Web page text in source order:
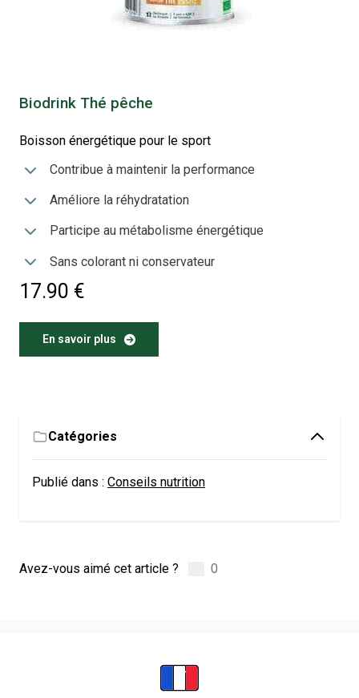
Biodrink Thé pêche
Boisson énergétique pour le sport
Contribue à maintenir la performance
Améliore la réhydratation
Participe au métabolisme énergétique
Sans colorant ni conservateur
17.90 €
En savoir plus
Catégories
Publié dans : Conseils nutrition
Avez-vous aimé cet article ? 0